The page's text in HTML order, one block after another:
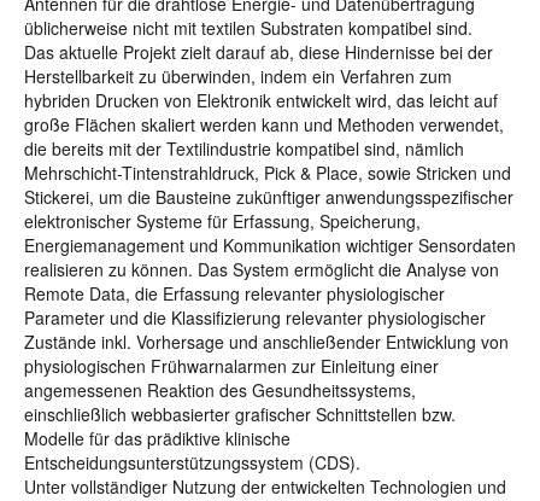
üblicherweise nicht mit textilen Substraten kompatibel sind.
Das aktuelle Projekt zielt darauf ab, diese Hindernisse bei der
Herstellbarkeit zu überwinden, indem ein Verfahren zum
hybriden Drucken von Elektronik entwickelt wird, das leicht auf
große Flächen skaliert werden kann und Methoden verwendet,
die bereits mit der Textilindustrie kompatibel sind, nämlich
Mehrschicht-Tintenstrahldruck, Pick & Place, sowie Stricken und
Stickerei, um die Bausteine zukünftiger anwendungsspezifischer
elektronischer Systeme für Erfassung, Speicherung,
Energiemanagement und Kommunikation wichtiger Sensordaten
realisieren zu können. Das System ermöglicht die Analyse von
Remote Data, die Erfassung relevanter physiologischer
Parameter und die Klassifizierung relevanter physiologischer
Zustände inkl. Vorhersage und anschließender Entwicklung von
physiologischen Frühwarnalarmen zur Einleitung einer
angemessenen Reaktion des Gesundheitssystems,
einschließlich webbasierter grafischer Schnittstellen bzw.
Modelle für das prädiktive klinische
Entscheidungsunterstützungssystem (CDS).
Unter vollständiger Nutzung der entwickelten Technologien und